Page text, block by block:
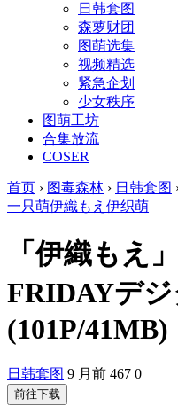
日韩套图
森萝财团
图萌选集
视频精选
紧急企划
少女秩序
图萌工坊
合集放流
COSER
首页 › 图毒森林 › 日韩套图
一只萌伊織もえ 伊织萌
「伊織もえ
FRIDAYデ
(101P/41MB)
日韩套图 9 月前 467 0
前往下载